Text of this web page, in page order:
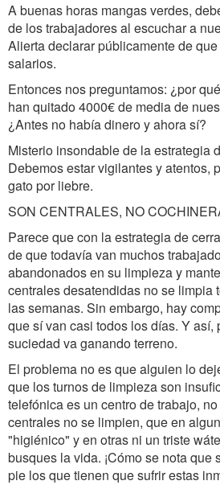
A buenas horas mangas verdes,
de los trabajadores al escuchar a
Alierta declarar públicamente de
salarios.
Entonces nos preguntamos: ¿por
han quitado 4000€ de media de
¿Antes no había dinero y ahora sí?
Misterio insondable de la estrategia
Debemos estar vigilantes y atentos,
gato por liebre.
SON CENTRALES, NO
Parece que con la estrategia de
de que todavía van muchos
abandonados en su limpieza y
centrales desatendidas no se limpia
las semanas. Sin embargo, hay
que sí van casi todos los días. Y así,
suciedad va ganando terreno.
El problema no es que alguien lo
que los turnos de limpieza son
telefónica es un centro de trabajo,
centrales no se limpien, que en
"higiénico" y en otras ni un triste
busques la vida. ¡Cómo se nota que
pie los que tienen que sufrir estas